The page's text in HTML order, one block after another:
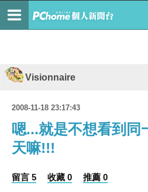
Visionnaire
2008-11-18 23:17:43
嗯...就是不想看到同
天嘛!!!
留言 5 收藏 0 推薦 0